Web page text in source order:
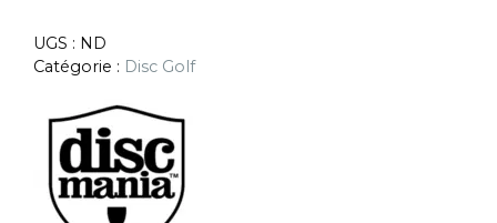
UGS : ND
Catégorie : Disc Golf